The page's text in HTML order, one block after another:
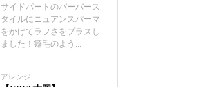
サイドパートのバーバース
タイルにニュアンスパーマ
をかけてラフさをプラスし
ました！癖毛のよう...
アレンジ